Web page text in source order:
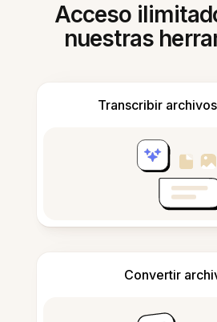
Acceso
nuestras
Transcribir
Convertir